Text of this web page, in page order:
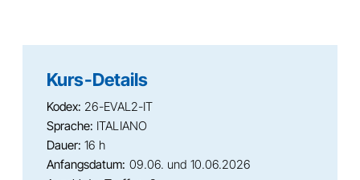
Kurs-Details
Kodex: 26-EVAL2-IT
Sprache: ITALIANO
Dauer: 16 h
Anfangsdatum: 09.06. und 10.06.2026